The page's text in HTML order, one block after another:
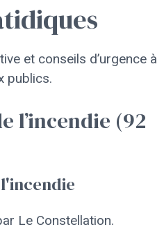
et conseils d’urgence à
publics.
l’incendie (92
Le Constellation.